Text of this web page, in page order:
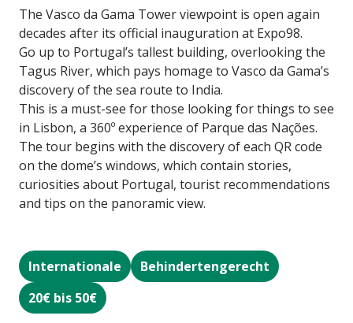
The Vasco da Gama Tower viewpoint is open again
decades after its official inauguration at Expo98.
Go up to Portugal’s tallest building, overlooking the
Tagus River, which pays homage to Vasco da Gama’s
discovery of the sea route to India.
This is a must-see for those looking for things to see
in Lisbon, a 360º experience of Parque das Nações.
The tour begins with the discovery of each QR code
on the dome’s windows, which contain stories,
curiosities about Portugal, tourist recommendations
and tips on the panoramic view.
Internationale
Behindertengerecht
20€ bis 50€